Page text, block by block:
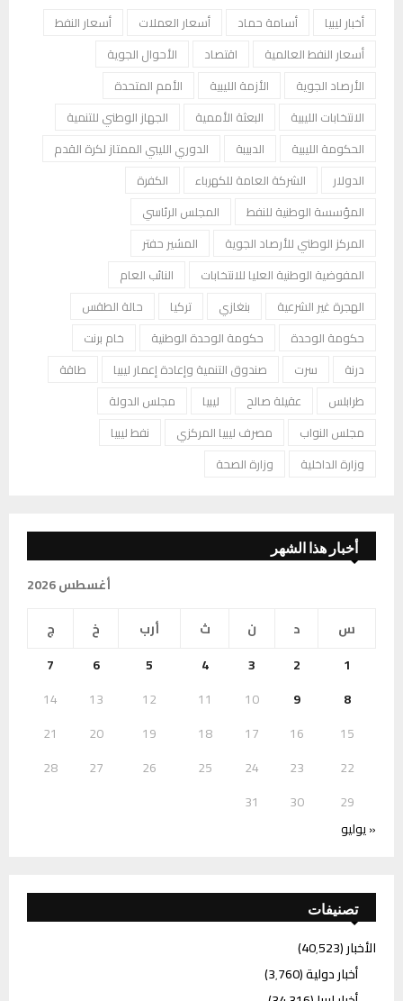
أخبار ليبيا أسامة حماد أسعار العملات
أسعار النفط
أسعار النفط العالمية
اقتصاد
الأحوال الجوية
الأرصاد الجوية
الأزمة الليبية
الأمم المتحدة
الانتخابات الليبية
البعثة الأممية
الجهاز الوطني للتنمية
الحكومة الليبية
الدبيبة
الدوري الليبي الممتاز لكرة القدم
الدولار
الشركة العامة للكهرباء
الكفرة
المؤسسة الوطنية للنفط
المجلس الرئاسي
المركز الوطني للأرصاد الجوية
المشير حفتر
المفوضية الوطنية العليا للانتخابات
النائب العام
الهجرة غير الشرعية
بنغازي تركيا
حالة الطقس
حكومة الوحدة
حكومة الوحدة الوطنية
خام برنت
درنة
سرت صندوق التنمية وإعادة إعمار ليبيا
طاقة
طرابلس
عقيلة صالح ليبيا
مجلس الدولة
مجلس النواب
مصرف ليبيا المركزي
نفط ليبيا
وزارة الداخلية
وزارة الصحة
أخبار هذا الشهر
أغسطس 2026
س
د ن ث أرب خ
ج
1
2
3
4
5
6
7
8
9
10
11
12
13
14
15
16
17
18
19
20
21
22
23
24
25
26
27
28
29
30
31
« يوليو
تصنيفات
الأخبار(40٬523)
أخبار دولية(3٬760)